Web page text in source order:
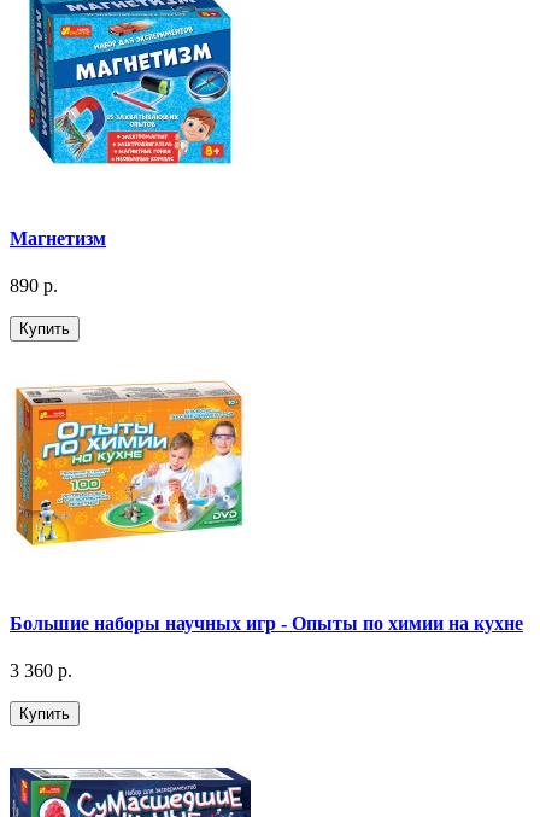
Магнетизм
890 р.
Купить
Большие наборы научных игр - Опыты по химии на кухне
3 360 р.
Купить